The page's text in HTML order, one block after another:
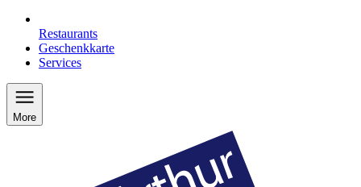
Restaurants
Geschenkkarte
Services
More